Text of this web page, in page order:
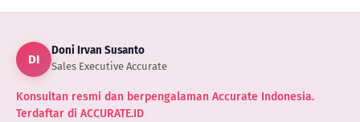
DI
Doni Irvan Susanto
Sales Executive Accurate
Konsultan resmi dan berpengalaman Accurate Indonesia.
Terdaftar di ACCURATE.ID